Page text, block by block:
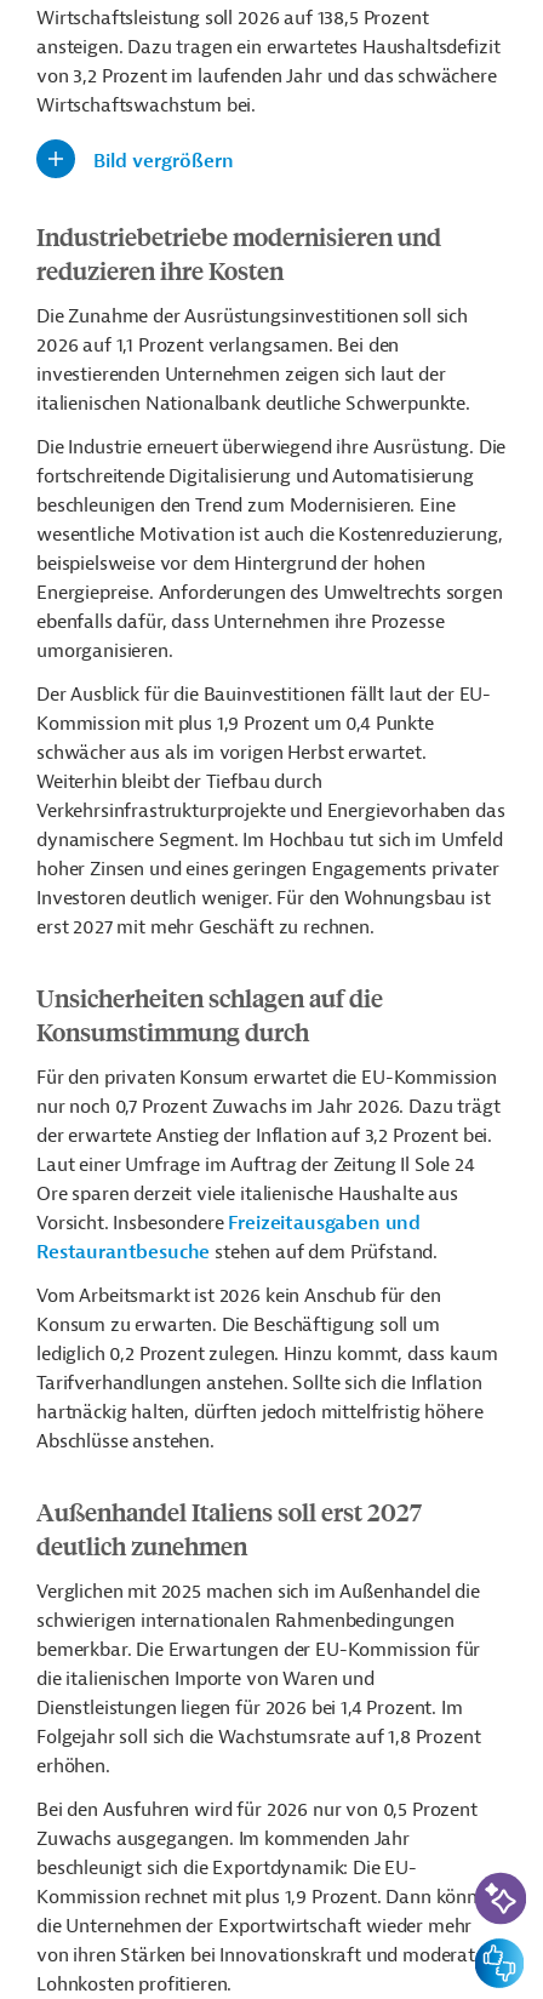
Wirtschaftsleistung soll 2026 auf 138,5 Prozent
ansteigen. Dazu tragen ein erwartetes Haushaltsdefizit
von 3,2 Prozent im laufenden Jahr und das schwächere
Wirtschaftswachstum bei.
Bild vergrößern
Industriebetriebe modernisieren und
reduzieren ihre Kosten
Die Zunahme der Ausrüstungsinvestitionen soll sich
2026 auf 1,1 Prozent verlangsamen. Bei den
investierenden Unternehmen zeigen sich laut der
italienischen Nationalbank deutliche Schwerpunkte.
Die Industrie erneuert überwiegend ihre Ausrüstung. Die
fortschreitende Digitalisierung und Automatisierung
beschleunigen den Trend zum Modernisieren. Eine
wesentliche Motivation ist auch die Kostenreduzierung,
beispielsweise vor dem Hintergrund der hohen
Energiepreise. Anforderungen des Umweltrechts sorgen
ebenfalls dafür, dass Unternehmen ihre Prozesse
umorganisieren.
Der Ausblick für die Bauinvestitionen fällt laut der EU-
Kommission mit plus 1,9 Prozent um 0,4 Punkte
schwächer aus als im vorigen Herbst erwartet.
Weiterhin bleibt der Tiefbau durch
Verkehrsinfrastrukturprojekte und Energievorhaben das
dynamischere Segment. Im Hochbau tut sich im Umfeld
hoher Zinsen und eines geringen Engagements privater
Investoren deutlich weniger. Für den Wohnungsbau ist
erst 2027 mit mehr Geschäft zu rechnen.
Unsicherheiten schlagen auf die
Konsumstimmung durch
Für den privaten Konsum erwartet die EU-Kommission
nur noch 0,7 Prozent Zuwachs im Jahr 2026. Dazu trägt
der erwartete Anstieg der Inflation auf 3,2 Prozent bei.
Laut einer Umfrage im Auftrag der Zeitung Il Sole 24
Ore sparen derzeit viele italienische Haushalte aus
Vorsicht. Insbesondere Freizeitausgaben und
Restaurantbesuche stehen auf dem Prüfstand.
Vom Arbeitsmarkt ist 2026 kein Anschub für den
Konsum zu erwarten. Die Beschäftigung soll um
lediglich 0,2 Prozent zulegen. Hinzu kommt, dass kaum
Tarifverhandlungen anstehen. Sollte sich die Inflation
hartnäckig halten, dürften jedoch mittelfristig höhere
Abschlüsse anstehen.
Außenhandel Italiens soll erst 2027
deutlich zunehmen
Verglichen mit 2025 machen sich im Außenhandel die
schwierigen internationalen Rahmenbedingungen
bemerkbar. Die Erwartungen der EU-Kommission für
die italienischen Importe von Waren und
Dienstleistungen liegen für 2026 bei 1,4 Prozent. Im
Folgejahr soll sich die Wachstumsrate auf 1,8 Prozent
erhöhen.
Bei den Ausfuhren wird für 2026 nur von 0,5 Prozent
Zuwachs ausgegangen. Im kommenden Jahr
beschleunigt sich die Exportdynamik: Die EU-
Kommission rechnet mit plus 1,9 Prozent. Dann könnten
die Unternehmen der Exportwirtschaft wieder mehr
von ihren Stärken bei Innovationskraft und moderaten
Lohnkosten profitieren.
KI-